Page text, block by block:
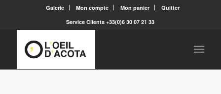
Galerie Mon compte Mon panier
Quitter
Service Clients +33(0)6 30 07 21 33